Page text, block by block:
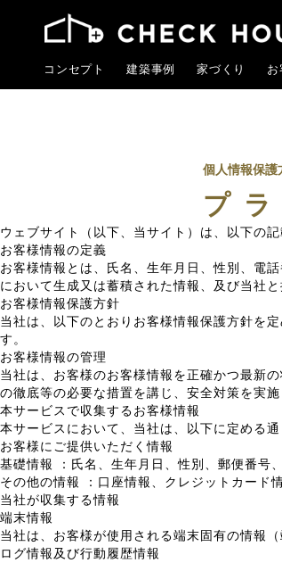
コンセプト 建築事例 家づくり お
個人情報保護
プ
ウェブサイト（以下、当サイト）は、以下の
お客様情報の定義
お客様情報とは、氏名、生年月日、性別、電
において生成又は蓄積された情報、及び当社
お客様情報保護方針
当社は、以下のとおりお客様情報保護方針を
す。
お客様情報の管理
当社は、お客様のお客様情報を正確かつ最新
の徹底等の必要な措置を講じ、安全対策を実
本サービスで収集するお客様情報
本サービスにおいて、当社は、以下に定める
お客様にご提供いただく情報
基礎情報 ：氏名、生年月日、性別、郵便番号
その他の情報 ：口座情報、クレジットカード
当社が収集する情報
端末情報
当社は、お客様が使用される端末固有の情報
ログ情報及び行動履歴情報